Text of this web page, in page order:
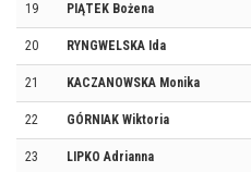
19 PIĄTEK Bożena
20 RYNGWELSKA Ida
21 KACZANOWSKA Monika
22 GÓRNIAK Wiktoria
23 LIPKO Adrianna